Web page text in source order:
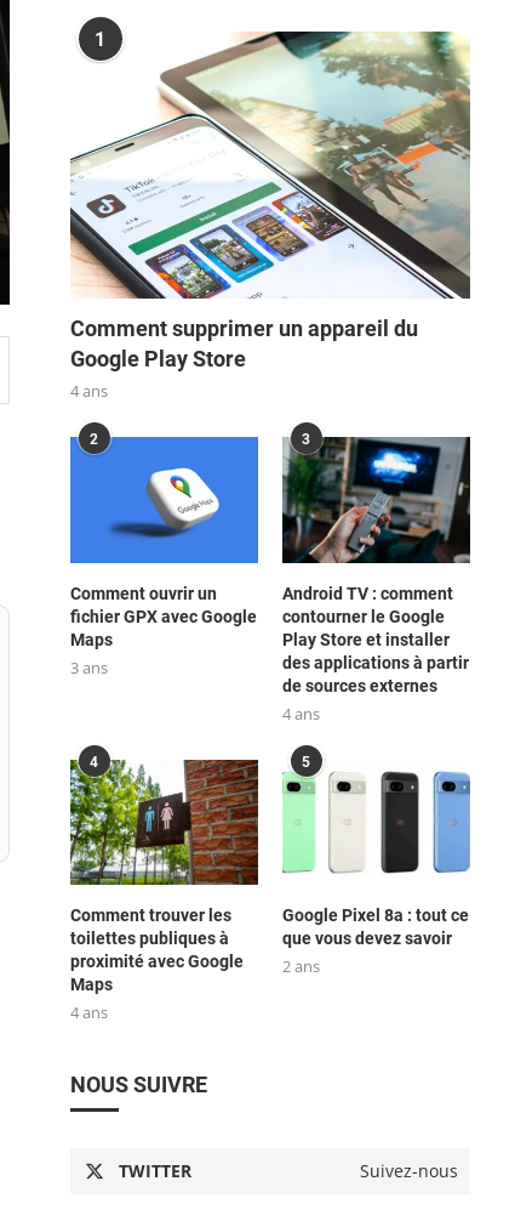
1
Comment supprimer un appareil du
Google Play Store
4 ans
2
Comment ouvrir un
fichier GPX avec Google
Maps
3 ans
3
Android TV : comment
contourner le Google
Play Store et installer
des applications à partir
de sources externes
4 ans
4
Comment trouver les
toilettes publiques à
proximité avec Google
Maps
4 ans
5
Google Pixel 8a : tout ce
que vous devez savoir
2 ans
NOUS SUIVRE
TWITTER Suivez-nous